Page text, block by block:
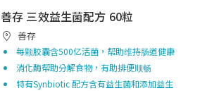
善存 三效益生菌配方 60粒
善存
每颗胶囊含500亿活菌，帮助维持肠道健康
消化酶帮助分解食物，有助排便顺畅
特有Synbiotic 配方含有益生菌和添加益生